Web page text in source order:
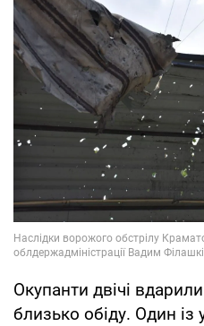
Окупанти двічі
близько обіду. Один із